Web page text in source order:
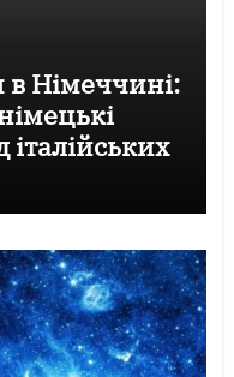
в Німеччині:
італійських